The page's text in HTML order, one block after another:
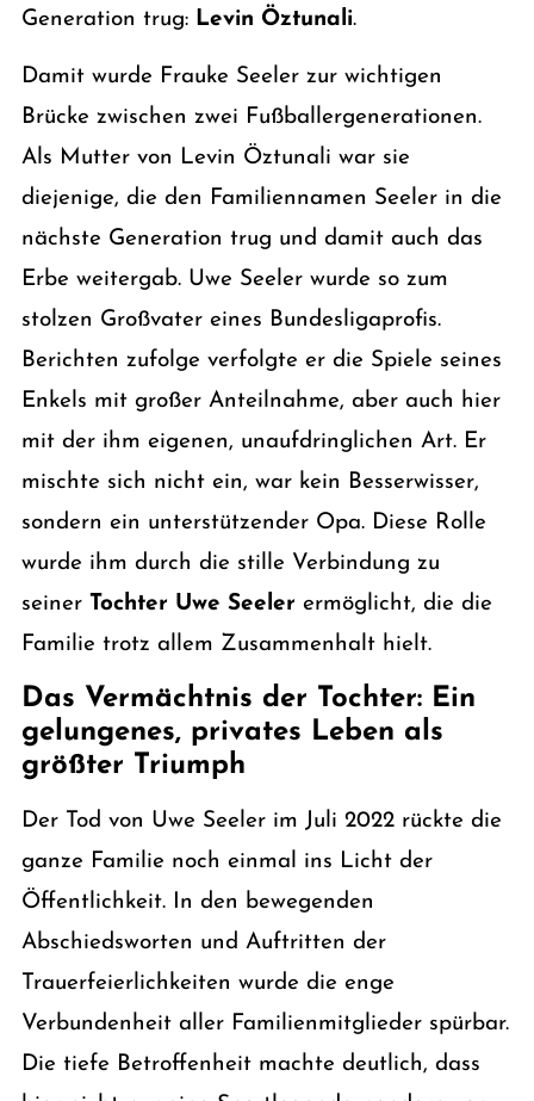
Generation trug: Levin Öztunali.
Damit wurde Frauke Seeler zur wichtigen
Brücke zwischen zwei Fußballergenerationen.
Als Mutter von Levin Öztunali war sie
diejenige, die den Familiennamen Seeler in die
nächste Generation trug und damit auch das
Erbe weitergab. Uwe Seeler wurde so zum
stolzen Großvater eines Bundesligaprofis.
Berichten zufolge verfolgte er die Spiele seines
Enkels mit großer Anteilnahme, aber auch hier
mit der ihm eigenen, unaufdringlichen Art. Er
mischte sich nicht ein, war kein Besserwisser,
sondern ein unterstützender Opa. Diese Rolle
wurde ihm durch die stille Verbindung zu
seiner Tochter Uwe Seeler ermöglicht, die die
Familie trotz allem Zusammenhalt hielt.
Das Vermächtnis der Tochter: Ein
gelungenes, privates Leben als
größter Triumph
Der Tod von Uwe Seeler im Juli 2022 rückte die
ganze Familie noch einmal ins Licht der
Öffentlichkeit. In den bewegenden
Abschiedsworten und Auftritten der
Trauerfeierlichkeiten wurde die enge
Verbundenheit aller Familienmitglieder spürbar.
Die tiefe Betroffenheit machte deutlich, dass